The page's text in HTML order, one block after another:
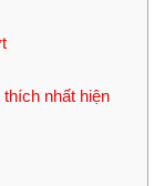
nhất hiện